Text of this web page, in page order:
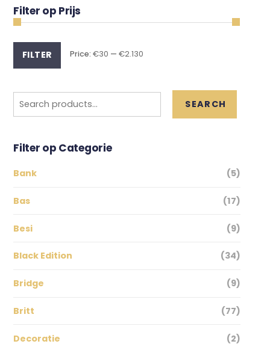
Filter op Prijs
FILTER Price:€30 —€2.130
for:
SEARCH
Filter op Categorie
Bank (5)
Bas (17)
Besi (9)
Black Edition (34)
Bridge (9)
Britt (77)
Decoratie (2)